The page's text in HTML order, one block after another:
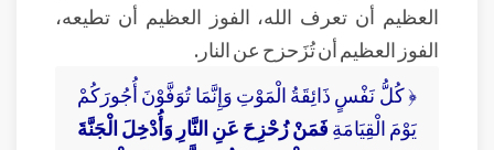
العظيم أن تعرف الله، الفوز العظيم أن تطيعه،
الفوز العظيم أن تُزَحزح عن النار.
﴿ كُلُّ نَفْسٍ ذَائِقَةُ الْمَوْتِ وَإِنَّمَا تُوَفَّوْنَ أُجُورَكُمْ
يَوْمَ الْقِيَامَةِفَمَنْ زُحْزِحَ عَنِ النَّارِ وَأُدْخِلَ الْجَنَّةَ